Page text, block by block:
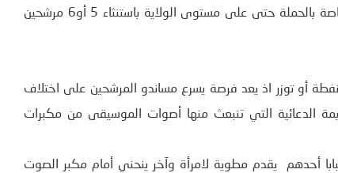
المطويات والتعريف ببرنامجهم وأيضا لا وجود لمكاتب تنسيقية خاصة بالحملة حتى على مستوى الولاية باستنثاء 5 أو6 مرشحين
أو توزر اذ يعد فرصة يسرع مساندو المرشحين على اختلاف
الدعائية التي تنبعث منها أصوات الموسيقى من مكبرات
أحدهم يقدم مطوية لامرأة وآخر ينحني أمام مكبر الصوت